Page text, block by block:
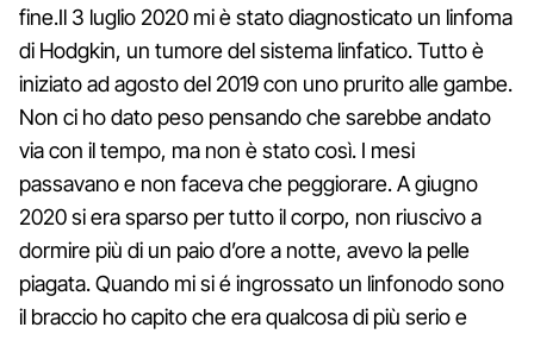
fine.Il 3 luglio 2020 mi è stato diagnosticato un linfoma
di Hodgkin, un tumore del sistema linfatico. Tutto è
iniziato ad agosto del 2019 con uno prurito alle gambe.
Non ci ho dato peso pensando che sarebbe andato
via con il tempo, ma non è stato così. I mesi
passavano e non faceva che peggiorare. A giugno
2020 si era sparso per tutto il corpo, non riuscivo a
dormire più di un paio d’ore a notte, avevo la pelle
piagata. Quando mi si é ingrossato un linfonodo sono
il braccio ho capito che era qualcosa di più serio e